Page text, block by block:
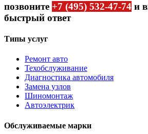
позвоните +7 (495) 532-47-74 и
быстрый ответ
Типы услуг
Ремонт авто
Техобслуживание
Диагностика автомобиля
Замена узлов
Шиномонтаж
Автоэлектрик
Обслуживаемые марки